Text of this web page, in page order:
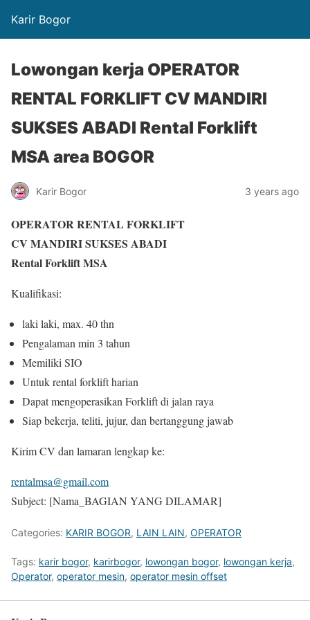
Karir Bogor
Lowongan kerja OPERATOR
RENTAL FORKLIFT CV MANDIRI
SUKSES ABADI Rental Forklift
MSA area BOGOR
Karir Bogor 3 years ago
OPERATOR RENTAL FORKLIFT
CV MANDIRI SUKSES ABADI
Rental Forklift MSA
Kualifikasi:
laki laki, max. 40 thn
Pengalaman min 3 tahun
Memiliki SIO
Untuk rental forklift harian
Dapat mengoperasikan Forklift di jalan raya
Siap bekerja, teliti, jujur, dan bertanggung jawab
Kirim CV dan lamaran lengkap ke:
rentalmsa@gmail.com
Subject: [Nama_BAGIAN YANG DILAMAR]
Categories: KARIR BOGOR, LAIN LAIN, OPERATOR
Tags: karir bogor, karirbogor, lowongan bogor, lowongan kerja,
Operator, operator mesin, operator mesin offset